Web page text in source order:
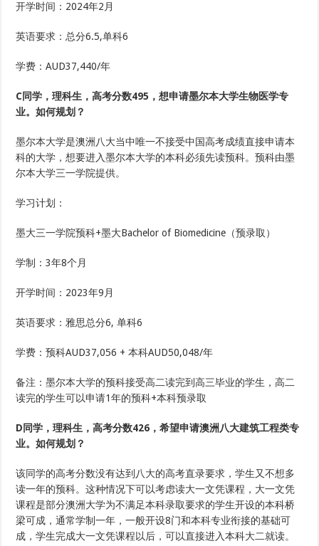
开学时间：2024年2月
英语要求：总分6.5,单科6
学费：AUD37,440/年
C同学，理科生，高考分数495，想申请墨尔本大学生物医学专
业。如何规划？
墨尔本大学是澳洲八大当中唯一不接受中国高考成绩直接申请本
科的大学，想要进入墨尔本大学的本科必须先读预科。预科由墨
尔本大学三一学院提供。
学习计划：
墨大三一学院预科+墨大Bachelor of Biomedicine（预录取）
学制：3年8个月
开学时间：2023年9月
英语要求：雅思总分6, 单科6
学费：预科AUD37,056 + 本科AUD50,048/年
备注：墨尔本大学的预科接受高二读完到高三毕业的学生，高二
读完的学生可以申请1年的预科+本科预录取
D同学，理科生，高考分数426，希望申请澳洲八大建筑工程类专
业。如何规划？
该同学的高考分数没有达到八大的高考直录要求，学生又不想多
读一年的预科。这种情况下可以考虑读大一文凭课程，大一文凭
课程是部分澳洲大学为不满足本科录取要求的学生开设的本科桥
梁可成，通常学制一年，一般开设8门和本科专业衔接的基础可
成，学生完成大一文凭课程以后，可以直接进入本科大二就读。